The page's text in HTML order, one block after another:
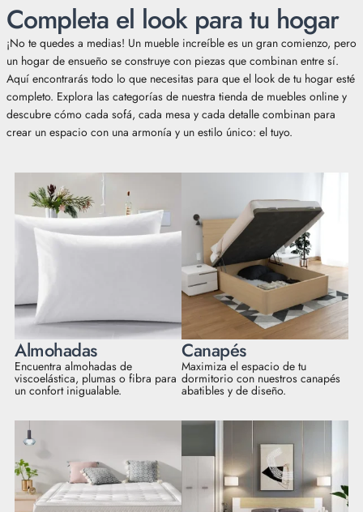
Completa el look para tu hogar
¡No te quedes a medias! Un mueble increíble es un gran comienzo, pero
un hogar de ensueño se construye con piezas que combinan entre sí.
Aquí encontrarás todo lo que necesitas para que el look de tu hogar esté
completo. Explora las categorías de nuestra tienda de muebles online y
descubre cómo cada sofá, cada mesa y cada detalle combinan para
crear un espacio con una armonía y un estilo único: el tuyo.
Almohadas
Encuentra almohadas de
viscoelástica, plumas o fibra para
un confort inigualable.
Canapés
Maximiza el espacio de tu
dormitorio con nuestros canapés
abatibles y de diseño.